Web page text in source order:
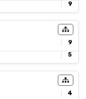
9
9
5
4